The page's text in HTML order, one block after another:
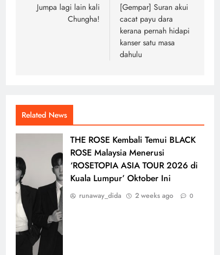
navigation
Jumpa lagi lain kali
Chungha!
[Gempar] Suran akui
cacat payu dara
kerana pernah hidapi
kanser satu masa
dahulu
Related News
THE ROSE Kembali Temui BLACK
ROSE Malaysia Menerusi
‘ROSETOPIA ASIA TOUR 2026 di
Kuala Lumpur’ Oktober Ini
runaway_dida 2 weeks ago 0